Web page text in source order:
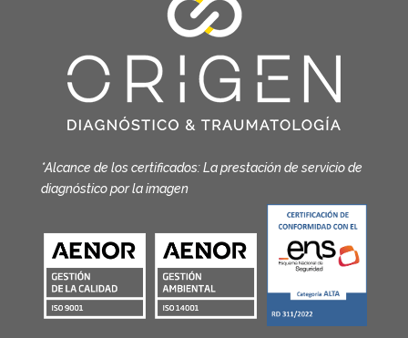
*Alcance de los certificados: La prestación de servicio de
diagnóstico por la imagen